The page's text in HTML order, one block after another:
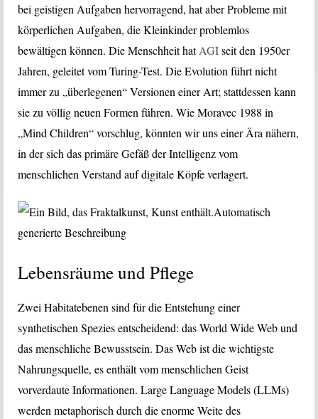
bei geistigen Aufgaben hervorragend, hat aber Probleme mit
körperlichen Aufgaben, die Kleinkinder problemlos
bewältigen können. Die Menschheit hatAGIseit den 1950er
Jahren, geleitet vom Turing-Test. Die Evolution führt nicht
immer zu „überlegenen“ Versionen einer Art; stattdessen kann
sie zu völlig neuen Formen führen. Wie Moravec 1988 in
„Mind Children“ vorschlug, könnten wir uns einer Ära nähern,
in der sich das primäre Gefäß der Intelligenz vom
menschlichen Verstand auf digitale Köpfe verlagert.
Lebensräume und Pflege
Zwei Habitatebenen sind für die Entstehung einer
synthetischen Spezies entscheidend: das World Wide Web und
das menschliche Bewusstsein. Das Web ist die wichtigste
Nahrungsquelle, es enthält vom menschlichen Geist
vorverdaute Informationen. Large Language Models (LLMs)
werden metaphorisch durch die enorme Weite des